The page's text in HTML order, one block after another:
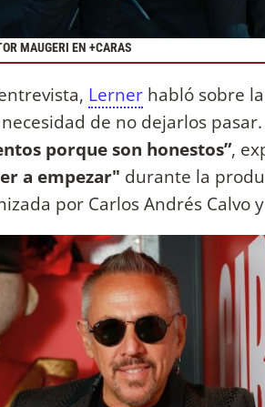
MAUGERI EN +CARAS
Lerner habló sobre
de no dejarlos pasar.
porque son honestos”,
a empezar" durante la
por Carlos Andrés Calvo